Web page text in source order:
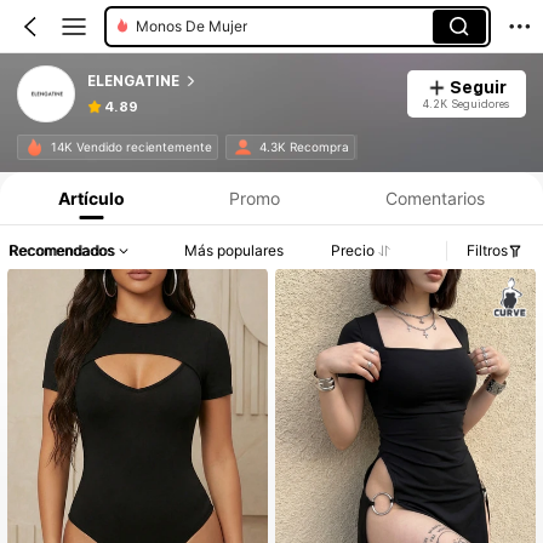
Monos De Mujer
ELENGATINE
4.89
Seguir
4.2K Seguidores
14K Vendido recientemente 4.3K Recompra
Artículo Promo Comentarios
Recomendados Más populares Precio Filtros